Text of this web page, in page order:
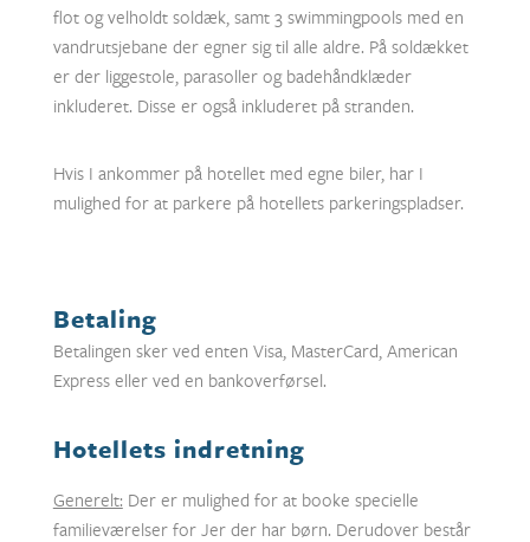
flot og velholdt soldæk, samt 3 swimmingpools med en
vandrutsjebane der egner sig til alle aldre. På soldækket
er der liggestole, parasoller og badehåndklæder
inkluderet. Disse er også inkluderet på stranden.
Hvis I ankommer på hotellet med egne biler, har I
mulighed for at parkere på hotellets parkeringspladser.
Betaling
Betalingen sker ved enten Visa, MasterCard, American
Express eller ved en bankoverførsel.
Hotellets indretning
Generelt: Der er mulighed for at booke specielle
familieværelser for Jer der har børn. Derudover består